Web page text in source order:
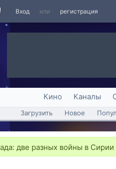
Вход или регистрация
Кино Каналы
Загрузить Новое
две разных войны в Сирии